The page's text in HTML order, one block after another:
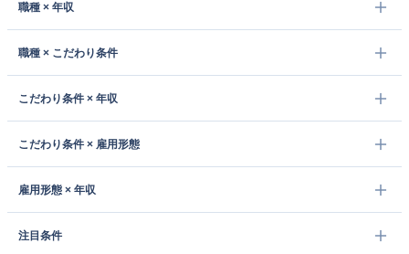
職種 × 年収
職種 × こだわり条件
こだわり条件 × 年収
こだわり条件 × 雇用形態
雇用形態 × 年収
注目条件